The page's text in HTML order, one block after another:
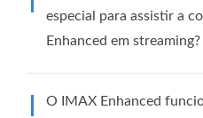
especial para assistir a
Enhanced em streaming?
O IMAX Enhanced